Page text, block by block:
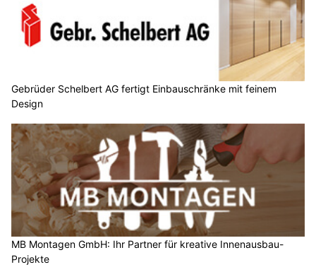
Gebrüder Schelbert AG fertigt Einbauschränke mit feinem
Design
MB Montagen GmbH: Ihr Partner für kreative Innenausbau-
Projekte